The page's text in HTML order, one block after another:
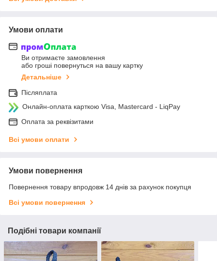
Умови оплати
Ви отримаєте замовлення
або гроші повернуться на вашу картку
Детальніше
Післяплата
Онлайн-оплата карткою Visa, Mastercard - LiqPay
Оплата за реквізитами
Всі умови оплати
Умови повернення
Повернення товару впродовж 14 днів за рахунок покупця
Всі умови повернення
Подібні товари компанії